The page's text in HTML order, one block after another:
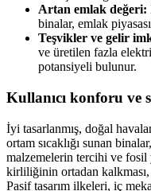
Artan emlak değeri:
binalar, emlak
Teşvikler ve gelir
ve üretilen fazla
potansiyeli bulunur.
Kullanıcı konforu ve
İyi tasarlanmış, doğal
ortam sıcaklığı sunan
malzemelerin tercihi ve fosil
kirliliğinin ortadan kalkması,
Pasif tasarım ilkeleri, iç